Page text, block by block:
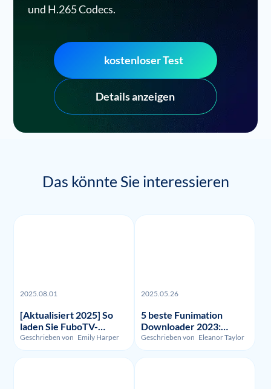
und H.265 Codecs.
kostenloser Test
Details anzeigen
Das könnte Sie interessieren
2025.08.01
[Aktualisiert 2025] So
laden Sie FuboTV-
Aufnahmen und -Videos
herunter?
Geschrieben von Emily Harper
2025.05.26
5 beste Funimation
Downloader 2023:
Getestet und verglichen
Geschrieben von Eleanor Taylor